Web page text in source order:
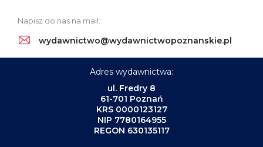
Napisz do nas na mail:
wydawnictwo@wydawnictwopoznanskie.pl
Adres wydawnictwa:
ul. Fredry 8
61-701 Poznań
KRS 0000123127
NIP 7780164955
REGON 630135117